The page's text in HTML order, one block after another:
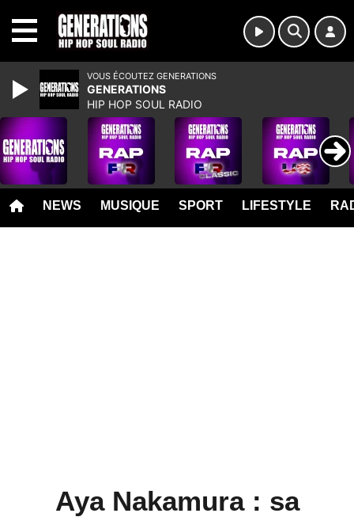
NEWS MUSIQUE SPORT LIFESTYLE
Aya Nakamura : sa
VOUS ÉCOUTEZ GENERATIONS
GENERATIONS
HIP HOP SOUL RADIO